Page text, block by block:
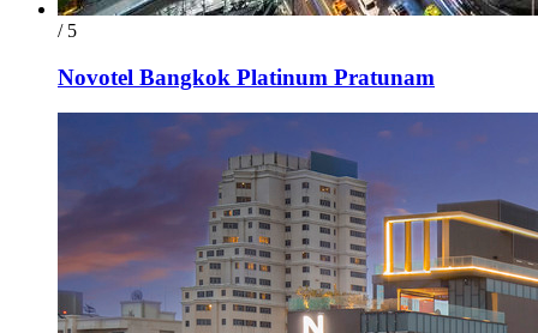
/ 5
Novotel Bangkok Platinum Pratunam